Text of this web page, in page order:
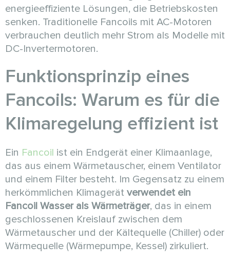
energieeffiziente Lösungen, die Betriebskosten
senken. Traditionelle Fancoils mit AC-Motoren
verbrauchen deutlich mehr Strom als Modelle mit
DC-Invertermotoren.
Funktionsprinzip eines
Fancoils: Warum es für die
Klimaregelung effizient ist
Ein Fancoil ist ein Endgerät einer Klimaanlage,
das aus einem Wärmetauscher, einem Ventilator
und einem Filter besteht. Im Gegensatz zu einem
herkömmlichen Klimagerät verwendet ein
Fancoil Wasser als Wärmeträger, das in einem
geschlossenen Kreislauf zwischen dem
Wärmetauscher und der Kältequelle (Chiller) oder
Wärmequelle (Wärmepumpe, Kessel) zirkuliert.